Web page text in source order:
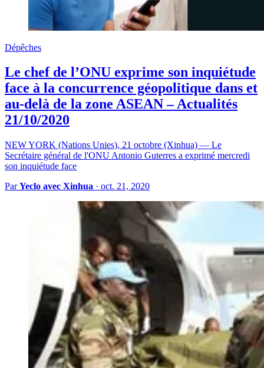
Dépêches
Le chef de l’ONU exprime son inquiétude
face à la concurrence géopolitique dans et
au-delà de la zone ASEAN – Actualités
21/10/2020
NEW YORK (Nations Unies), 21 octobre (Xinhua) — Le
Secrétaire général de l'ONU Antonio Guterres a exprimé mercredi
son inquiétude face
ParYeclo avec Xinhua · oct. 21, 2020